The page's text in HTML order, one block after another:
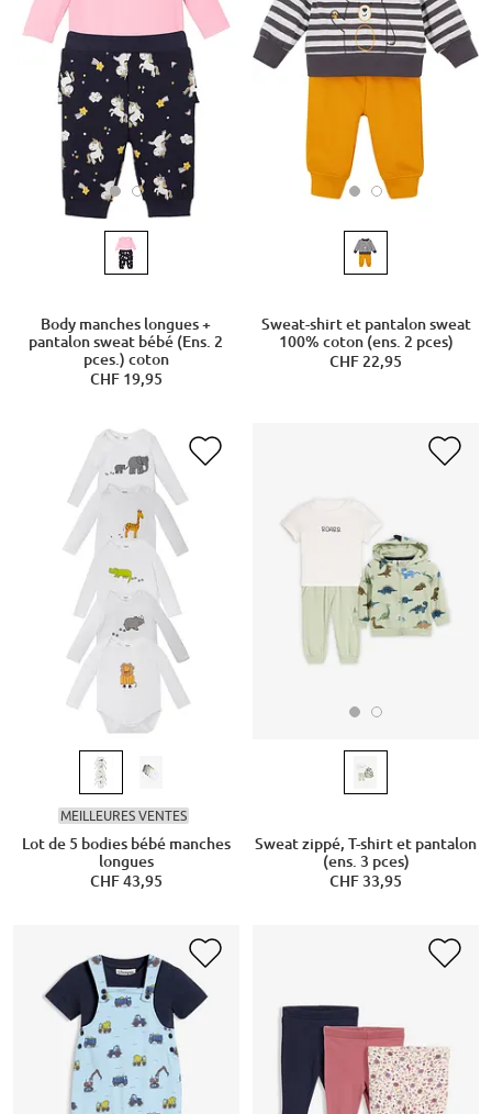
Body manches longues +
pantalon sweat bébé (Ens. 2
pces.) coton
CHF 19,95
Sweat-shirt et pantalon sweat
100% coton (ens. 2 pces)
CHF 22,95
MEILLEURES VENTES
Lot de 5 bodies bébé manches
longues
CHF 43,95
Sweat zippé, T-shirt et pantalon
(ens. 3 pces)
CHF 33,95